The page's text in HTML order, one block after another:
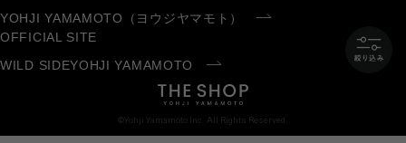
YOHJI YAMAMOTO（ヨウジヤマモト）
OFFICIAL SITE
WILD SIDEYOHJI YAMAMOTO
©Yohji Yamamoto Inc. All Rights Reserved.